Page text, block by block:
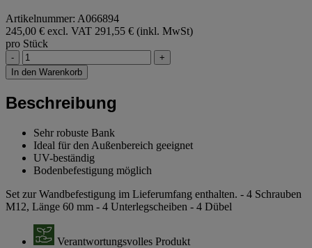
Artikelnummer: A066894
245,00 € excl. VAT 291,55 € (inkl. MwSt)
pro Stück
-
+
In den Warenkorb
Beschreibung
Sehr robuste Bank
Ideal für den Außenbereich geeignet
UV-beständig
Bodenbefestigung möglich
Set zur Wandbefestigung im Lieferumfang enthalten. - 4 Schrauben
M12, Länge 60 mm - 4 Unterlegscheiben - 4 Dübel
Verantwortungsvolles Produkt